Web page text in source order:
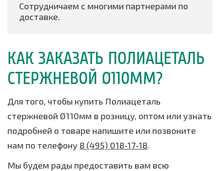
Сотрудничаем с многими партнерами по
доставке.
КАК ЗАКАЗАТЬ ПОЛИАЦЕТАЛЬ
СТЕРЖНЕВОЙ Ø110ММ?
Для того, чтобы купить Полиацеталь
стержневой Ø110мм в розницу, оптом или узнать
подробней о товаре напишите или позвоните
нам по телефону 8 (495) 018-17-18.
Мы будем рады предоставить вам всю